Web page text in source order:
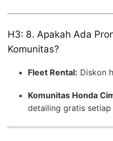
H3: 8. Apakah Ada
Komunitas?
Fleet Rental: Diskon
Komunitas Honda
detailing gratis setiap